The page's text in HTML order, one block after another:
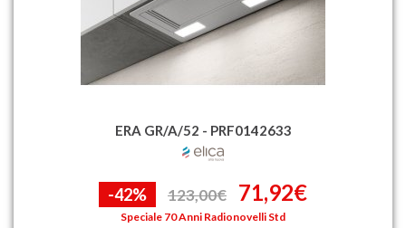
ERA GR/A/52 - PRF0142633
-42% 123,00€ 71,92€
Speciale 70 Anni Radionovelli Std